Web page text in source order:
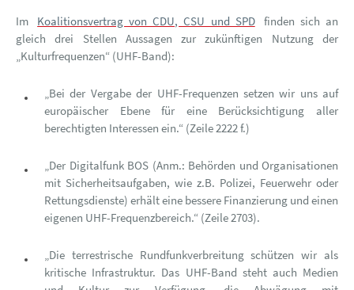
Im Koalitionsvertrag von CDU, CSU und SPD finden sich an
gleich drei Stellen Aussagen zur zukünftigen Nutzung der
„Kulturfrequenzen“ (UHF-Band):
„Bei der Vergabe der UHF-Frequenzen setzen wir uns auf
europäischer Ebene für eine Berücksichtigung aller
berechtigten Interessen ein.“ (Zeile 2222 f.)
„Der Digitalfunk BOS (Anm.: Behörden und Organisationen
mit Sicherheitsaufgaben, wie z.B. Polizei, Feuerwehr oder
Rettungsdienste) erhält eine bessere Finanzierung und einen
eigenen UHF-Frequenzbereich.“ (Zeile 2703).
„Die terrestrische Rundfunkverbreitung schützen wir als
kritische Infrastruktur. Das UHF-Band steht auch Medien